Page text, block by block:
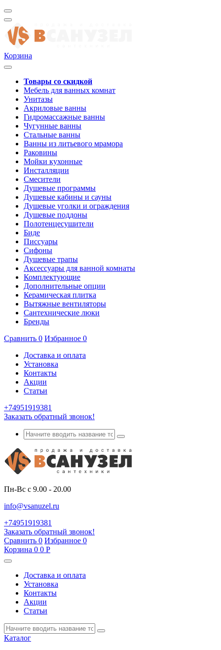
Корзина
Товары со скидкой
Мебель для ванных комнат
Унитазы
Акриловые ванны
Гидромассажные ванны
Чугунные ванны
Стальные ванны
Ванны из литьевого мрамора
Раковины
Мойки кухонные
Инсталляции
Смесители
Душевые программы
Душевые кабины и сауны
Душевые уголки и ограждения
Душевые поддоны
Полотенцесушители
Биде
Писсуары
Сифоны
Душевые трапы
Аксессуары для ванной комнаты
Комплектующие
Дополнительные опции
Керамическая плитка
Вытяжные вентиляторы
Сантехнические люки
Бренды
Сравнить 0 Избранное 0
Доставка и оплата
Установка
Контакты
Акции
Статьи
+74951919381
Заказать обратный звонок!
Пн-Вс с 9.00 - 20.00
info@vsanuzel.ru
+74951919381
Заказать обратный звонок!
Сравнить 0 Избранное 0
Корзина 0 0 Р
Доставка и оплата
Установка
Контакты
Акции
Статьи
Каталог